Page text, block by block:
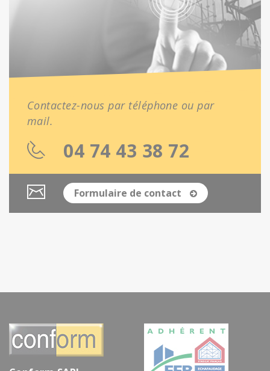
Contactez-nous par téléphone ou par
mail.
04 74 43 38 72
Formulaire de contact